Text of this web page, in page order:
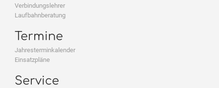
Verbindungslehrer
Laufbahnberatung
Termine
Jahresterminkalender
Einsatzpläne
Service